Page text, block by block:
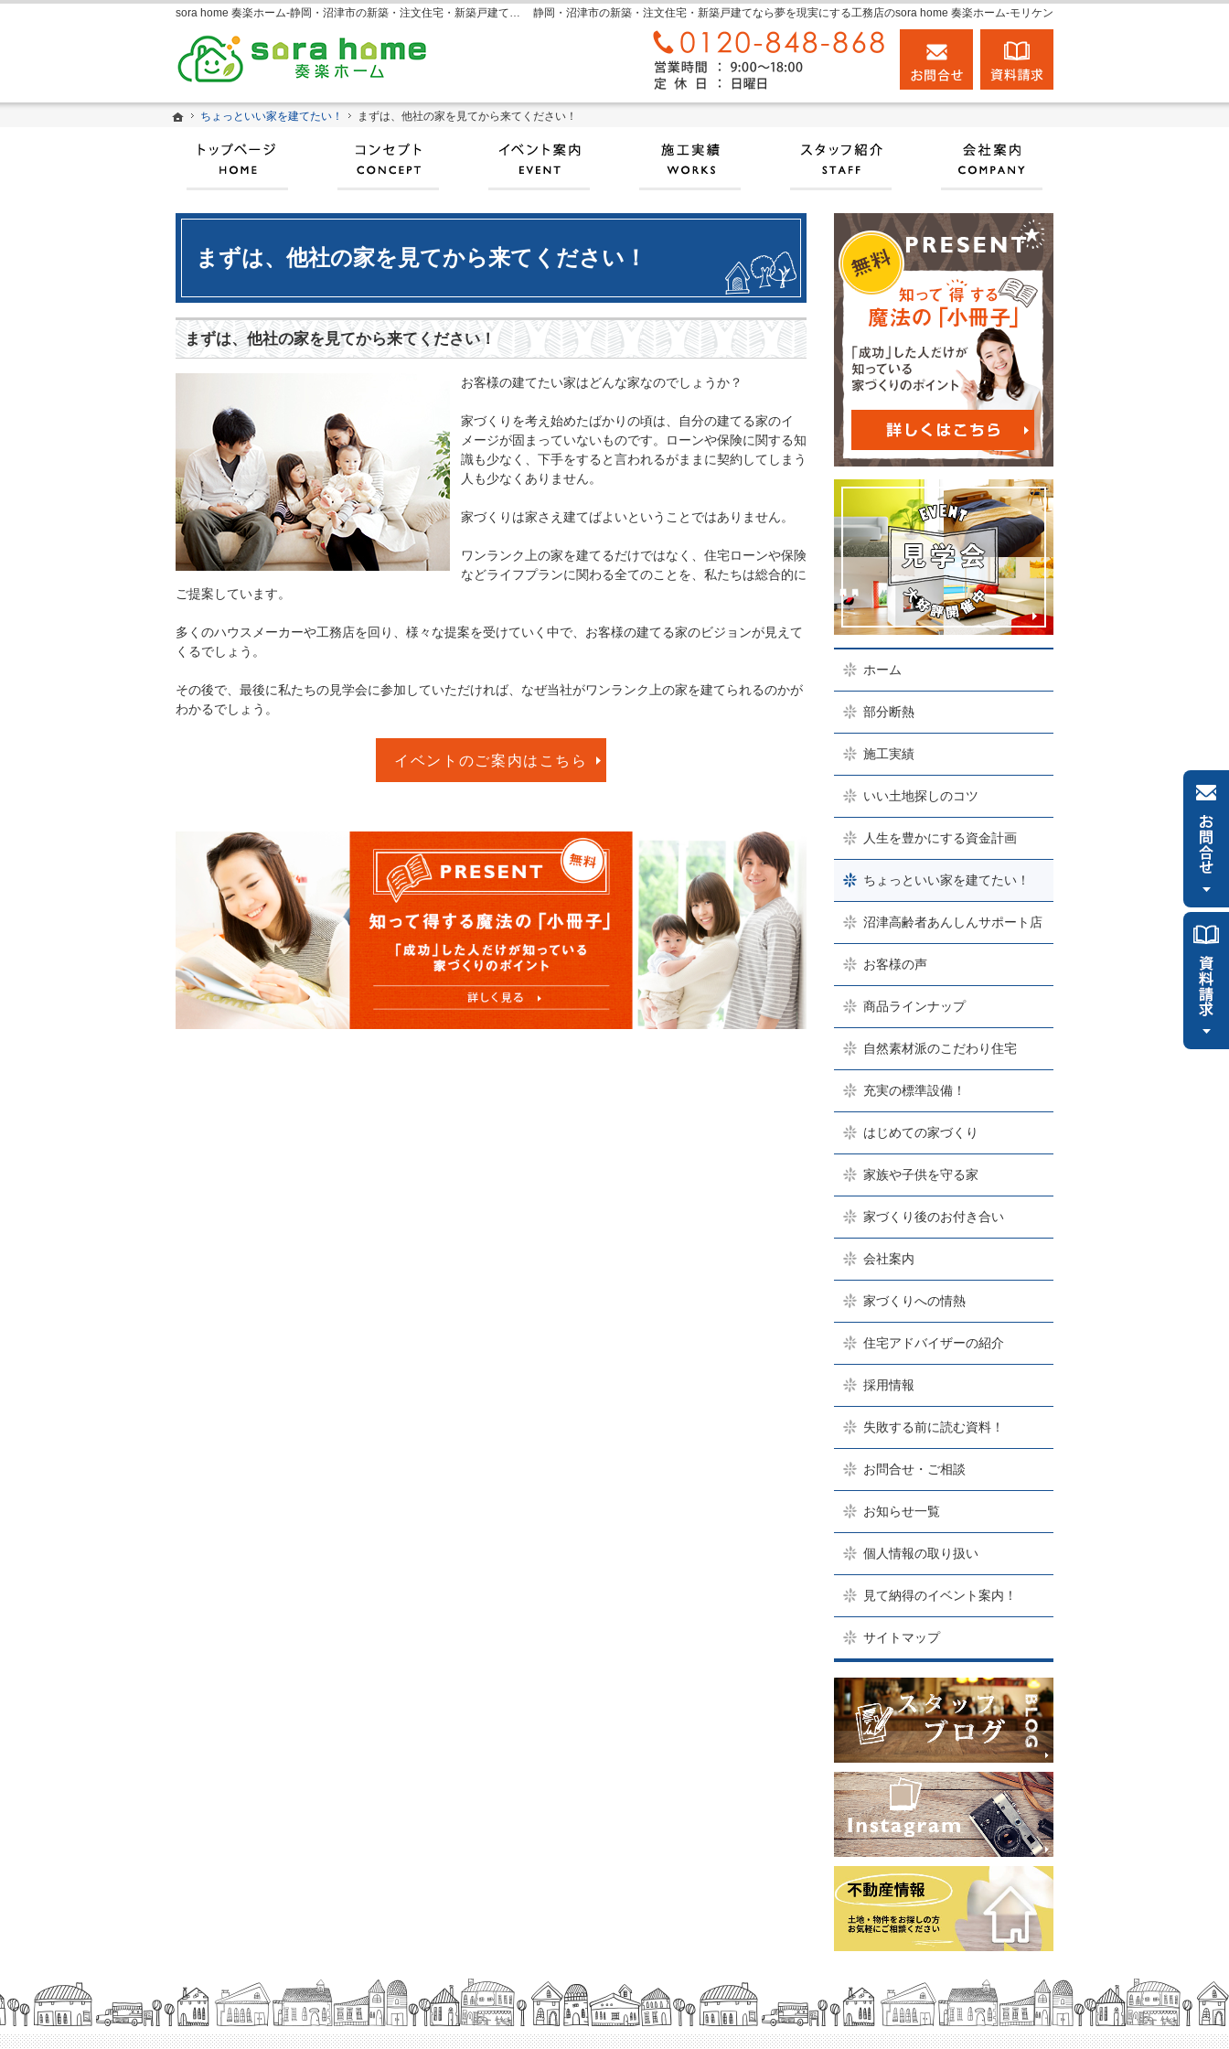
ホーム
ちょっといい家を建てたい！ まずは、他社の家を見てから来てください！
まずは、他社の家を見てから来てください！
静岡・沼津市の新築・注文住宅・新築戸建てなら夢を現実にする工務店のsora home 奏楽ホーム‐モリケン
sora home 奏楽ホーム‐静岡・沼津市の新築・注文住宅・新築戸建てなら工務店のモリケン
まずは、他社の家を見てから来てください！
お客様の建てたい家はどんな家なのでしょうか？
家づくりを考え始めたばかりの頃は、自分の建てる家のイ
メージが固まっていないものです。ローンや保険に関する知
識も少なく、下手をすると言われるがままに契約してしまう
人も少なくありません。
家づくりは家さえ建てばよいということではありません。
ワンランク上の家を建てるだけではなく、住宅ローンや保険
などライフプランに関わる全てのことを、私たちは総合的に
ご提案しています。
多くのハウスメーカーや工務店を回り、様々な提案を受けていく中で、お客様の建てる家のビジョンが見えて
くるでしょう。
その後で、最後に私たちの見学会に参加していただければ、なぜ当社がワンランク上の家を建てられるのかが
わかるでしょう。
イベントのご案内はこちら
ホーム
部分断熱
施工実績
いい土地探しのコツ
人生を豊かにする資金計画
ちょっといい家を建てたい！
沼津高齢者あんしんサポート店
お客様の声
商品ラインナップ
自然素材派のこだわり住宅
充実の標準設備！
はじめての家づくり
家族や子供を守る家
家づくり後のお付き合い
会社案内
家づくりへの情熱
住宅アドバイザーの紹介
採用情報
失敗する前に読む資料！
お問合せ・ご相談
お知らせ一覧
個人情報の取り扱い
見て納得のイベント案内！
サイトマップ
0120-848-868
営業時間9:00～18:00 定休日：日曜日
ホーム
ちょっといい家を建てたい！ まずは、他社の家を見てから来てください！